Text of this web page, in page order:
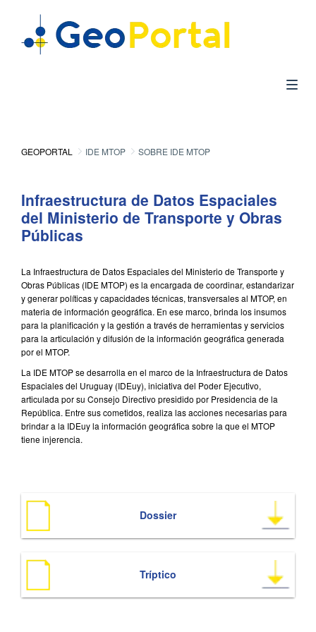
GEOPORTAL IDE MTOP SOBRE IDE MTOP
Infraestructura de Datos Espaciales
del Ministerio de Transporte y Obras
Públicas
La Infraestructura de Datos Espaciales del Ministerio de Transporte y
Obras Públicas (IDE MTOP) es la encargada de coordinar, estandarizar
y generar políticas y capacidades técnicas, transversales al MTOP, en
materia de información geográfica. En ese marco, brinda los insumos
para la planificación y la gestión a través de herramientas y servicios
para la articulación y difusión de la información geográfica generada
por el MTOP.
La IDE MTOP se desarrolla en el marco de la Infraestructura de Datos
Espaciales del Uruguay (IDEuy), iniciativa del Poder Ejecutivo,
articulada por su Consejo Directivo presidido por Presidencia de la
República. Entre sus cometidos, realiza las acciones necesarias para
brindar a la IDEuy la información geográfica sobre la que el MTOP
tiene injerencia.
Dossier
Tríptico